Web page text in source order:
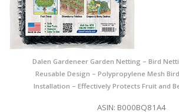
Dalen Gardeneer Garden Netting – Bird
Reusable Design – Polypropylene Mesh
Installation – Effectively Protects Fruit and
ASIN: B000BQ81A4